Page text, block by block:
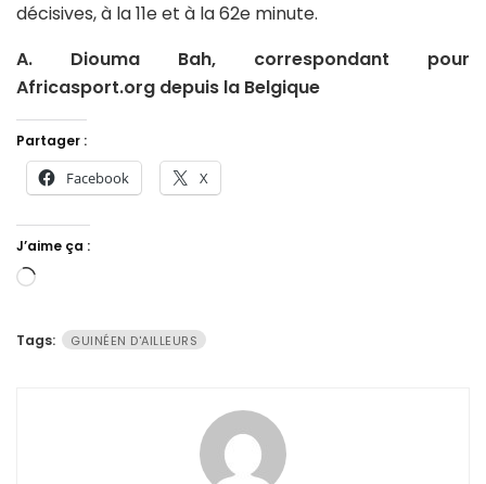
décisives, à la 11e et à la 62e minute.
A. Diouma Bah, correspondant pour
Africasport.org depuis la Belgique
Partager :
Facebook X
J’aime ça :
Chargement…
Tags: GUINÉEN D'AILLEURS